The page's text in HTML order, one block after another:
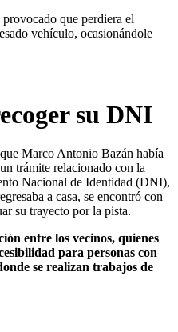
que perdiera el
vehículo, ocasionándole
su DNI
Marco Antonio Bazán había
trámite relacionado con la
Nacional de Identidad (DNI),
a casa, se encontró con
su trayecto por la pista.
entre los vecinos, quienes
para personas con
se realizan trabajos de